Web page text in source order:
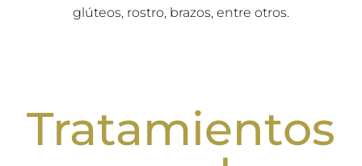
glúteos, rostro, brazos, entre otros.
Tratamientos